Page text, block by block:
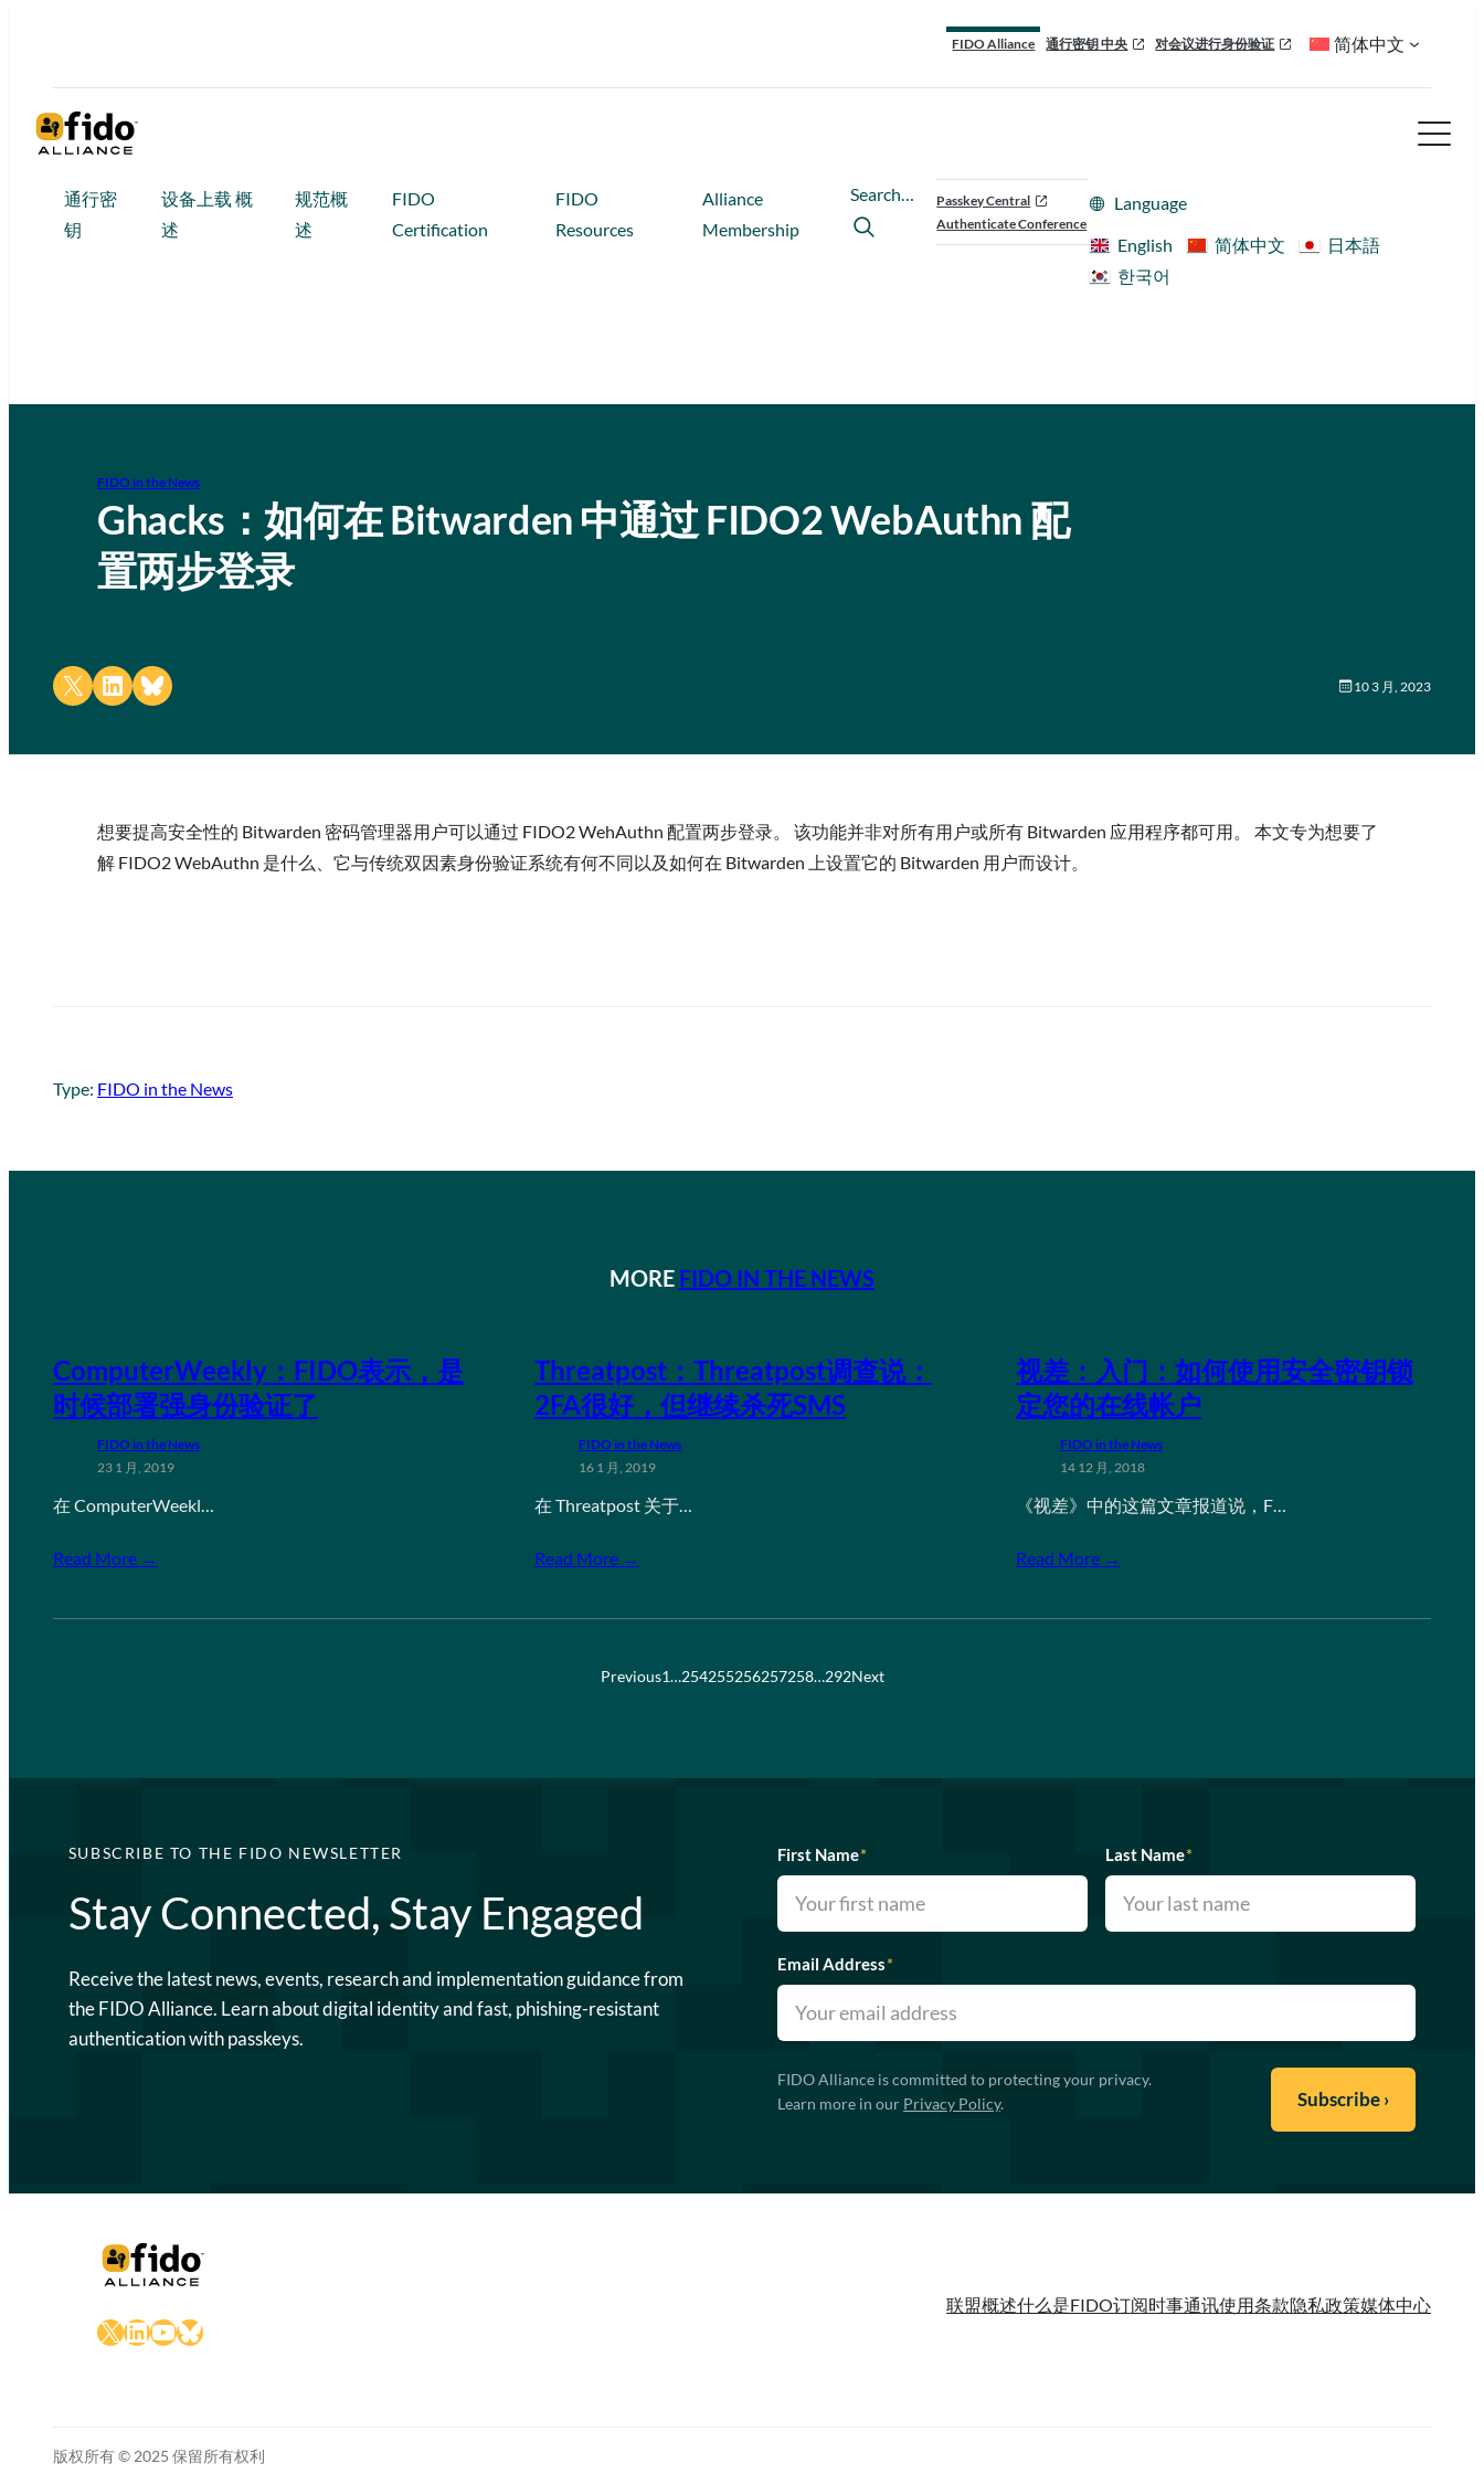
FIDO Alliance 通行密钥 中央 对会议进行身份验证 简体中文
通行密
钥
设备上载 概
述
规范概
述
FIDO
Certification
FIDO
Resources
Alliance
Membership
Search…
Passkey Central
Authenticate Conference
Language
English
简体中文
日本語
한국어
FIDO in the News
Ghacks：如何在 Bitwarden 中通过 FIDO2 WebAuthn 配
置两步登录
Share on X Share on LinkedIn
Share on Bluesky 10 3 月, 2023
想要提高安全性的 Bitwarden 密码管理器用户可以通过 FIDO2 WehAuthn 配置两步登录。 该功能并非对所有用户或所有 Bitwarden 应用程序都可用。 本文专为想要了
解 FIDO2 WebAuthn 是什么、它与传统双因素身份验证系统有何不同以及如何在 Bitwarden 上设置它的 Bitwarden 用户而设计。
Type: FIDO in the News
MORE FIDO IN THE NEWS
ComputerWeekly：FIDO表示，是
时候部署强身份验证了
FIDO in the News
23 1 月, 2019
在 ComputerWeekl…
Read More →
Threatpost：Threatpost调查说：
2FA很好，但继续杀死SMS
FIDO in the News
16 1 月, 2019
在 Threatpost 关于…
Read More →
视差：入门：如何使用安全密钥锁
定您的在线帐户
FIDO in the News
14 12 月, 2018
《视差》中的这篇文章报道说，F…
Read More →
Previous1…254255256257258…292Next
SUBSCRIBE TO THE FIDO NEWSLETTER
Stay Connected, Stay Engaged
Receive the latest news, events, research and implementation guidance from
the FIDO Alliance. Learn about digital identity and fast, phishing-resistant
authentication with passkeys.
First Name* Last Name*
Email Address*
FIDO Alliance is committed to protecting your privacy.
Learn more in our Privacy Policy.
X LinkedIn
YouTube
Bluesky
联盟概述什么是FIDO订阅时事通讯使用条款隐私政策媒体中心
版权所有 © 2025 保留所有权利